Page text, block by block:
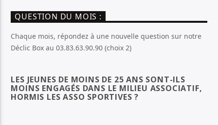
QUESTION DU MOIS :
Chaque mois, répondez à une nouvelle question sur notre
Déclic Box au 03.83.63.90.90 (choix 2)
LES JEUNES DE MOINS DE 25 ANS SONT-ILS
MOINS ENGAGÉS DANS LE MILIEU ASSOCIATIF,
HORMIS LES ASSO SPORTIVES ?